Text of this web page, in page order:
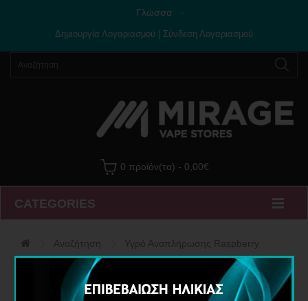
Γλώσσα
Δημιουργία Λογαριασμού Σύνδεση Λογαριασμού
0 προϊόν(τα) - 0,00€
CATEGORIES
Αναζήτηση Υγρό Αναπλήρωσης Raspberry